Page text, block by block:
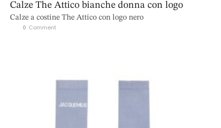
Calze The Attico bianche donna con logo
Calze a costine The Attico con logo nero
0 Comment